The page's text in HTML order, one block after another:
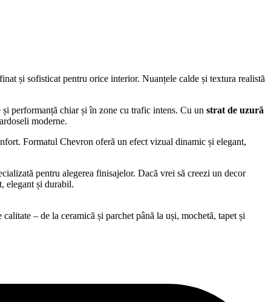
și sofisticat pentru orice interior. Nuanțele calde și textura realistă
performanță chiar și în zone cu trafic intens. Cu un strat de uzură
moderne.
Formatul Chevron oferă un efect vizual dinamic și elegant,
pentru alegerea finisajelor. Dacă vrei să creezi un decor
elegant și durabil.
– de la ceramică și parchet până la uși, mochetă, tapet și